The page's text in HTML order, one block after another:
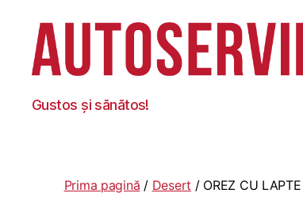
Autoservire
Foisor
Gustos și sănătos!
Prima pagină / Desert / OREZ CU LAPTE